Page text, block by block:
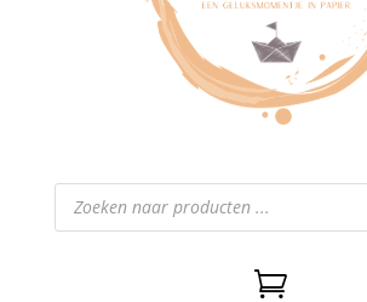
Producten
zoeken
